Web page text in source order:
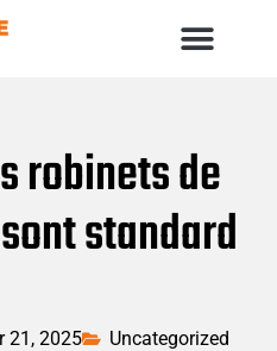
robinets de
standard
21, 2025 Uncategorized